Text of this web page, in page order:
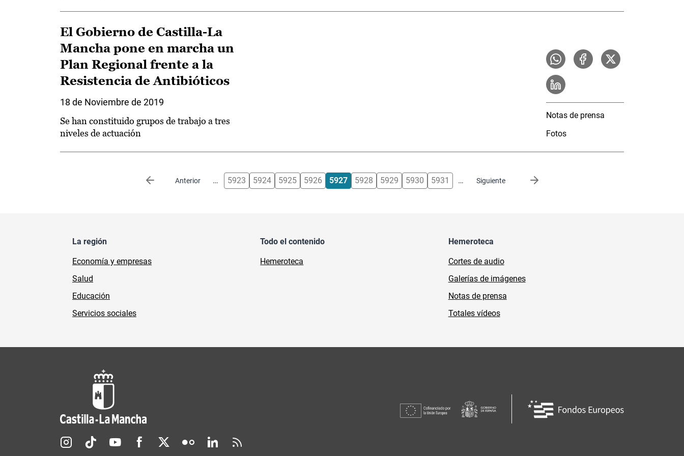
El Gobierno de Castilla-La
Mancha pone en marcha un
Plan Regional frente a la
Resistencia de Antibióticos
18 de Noviembre de 2019
Se han constituido grupos de trabajo a tres
niveles de actuación
Notas de prensa
Fotos
Anterior
Página anterior … 5923 5924 5925 5926 5927 5928 5929 5930 5931 … Siguiente
Siguiente página
La región
Economía y empresas
Salud
Educación
Servicios sociales
Todo el contenido
Hemeroteca
Hemeroteca
Cortes de audio
Galerías de imágenes
Notas de prensa
Totales vídeos
Redes sociales JCCM